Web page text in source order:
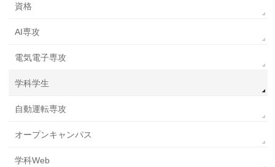
資格
AI専攻
電気電子専攻
学科学生
自動運転専攻
オープンキャンパス
学科Web